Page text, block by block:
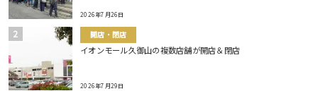
2026年7月26日
開店・閉店
イオンモール久御山の複数店舗が開店＆閉店
2026年7月29日